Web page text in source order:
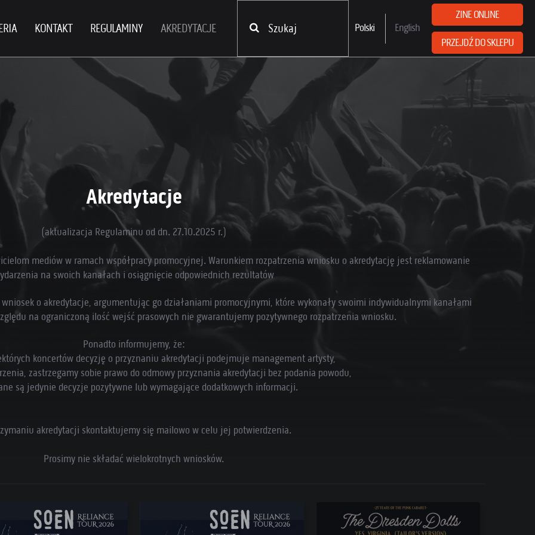
KONTAKT REGULAMINY AKREDYTACJE Polski English
ZINE ONLINE
PRZEJDŹ DO SKLEPU
Akredytacje
(aktualizacja Regulaminu od dn. 27.10.2025 r.)
mediów w ramach współpracy promocyjnej. Warunkiem rozpatrzenia wniosku o akredytację jest reklamowanie
na swoich kanałach i osiągnięcie odpowiednich rezultatów
o akredytacje, argumentując go działaniami promocyjnymi, które wykonały swoimi indywidualnymi kanałami
na ograniczoną ilość wejść prasowych nie gwarantujemy pozytywnego rozpatrzenia wniosku.
Ponadto informujemy, że:
koncertów decyzję o przyznaniu akredytacji podejmuje management artysty,
zastrzegamy sobie prawo do odmowy przyznania akredytacji bez podania powodu,
są jedynie decyzje pozytywne lub wymagające dodatkowych informacji.
akredytacji skontaktujemy się mailowo w celu jej potwierdzenia.
Prosimy nie składać wielokrotnych wniosków.